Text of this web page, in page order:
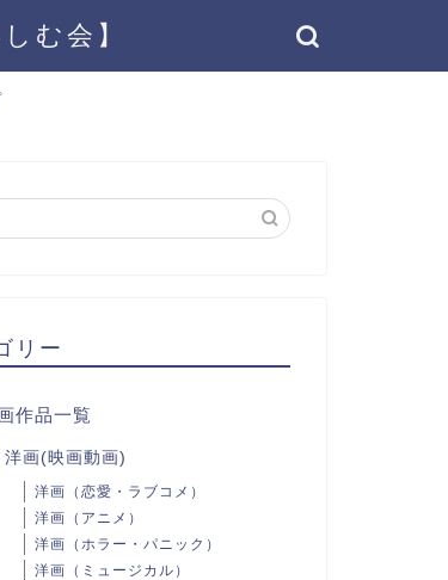
む会】
リー
作品一覧
洋画(映画動画)
洋画（恋愛・ラブコメ）
洋画（アニメ）
洋画（ホラー・パニック）
洋画（ミュージカル）